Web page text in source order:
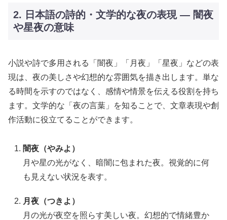
2. 日本語の詩的・文学的な夜の表現 ― 闇夜
や星夜の意味
小説や詩で多用される「闇夜」「月夜」「星夜」などの表
現は、夜の美しさや幻想的な雰囲気を描き出します。単な
る時間を示すのではなく、感情や情景を伝える役割を持ち
ます。文学的な「夜の言葉」を知ることで、文章表現や創
作活動に役立てることができます。
闇夜（やみよ）
月や星の光がなく、暗闇に包まれた夜。視覚的に何
も見えない状況を表す。
月夜（つきよ）
月の光が夜空を照らす美しい夜。幻想的で情緒豊か